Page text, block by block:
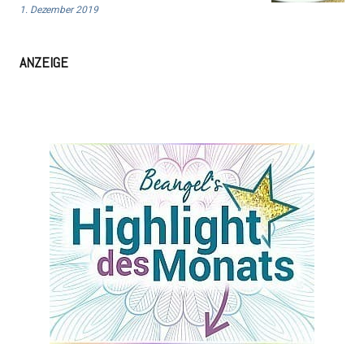
1. Dezember 2019
ANZEIGE